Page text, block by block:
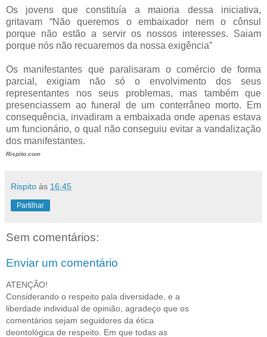
Os jovens que constituía a maioria dessa iniciativa,
gritavam “Não queremos o embaixador nem o cônsul
porque não estão a servir os nossos interesses. Saiam
porque nós não recuaremos da nossa exigência”
Os manifestantes que paralisaram o comércio de forma
parcial, exigiam não só o envolvimento dos seus
representantes nos seus problemas, mas também que
presenciassem ao funeral de um conterrâneo morto. Em
consequência, invadiram a embaixada onde apenas estava
um funcionário, o qual não conseguiu evitar a vandalização
dos manifestantes.
Rispito.com
Rispito às 16:45
Partilhar
Sem comentários:
Enviar um comentário
ATENÇÃO!
Considerando o respeito pala diversidade, e a
liberdade individual de opinião, agradeço que os
comentários sejam seguidores da ética
deontológica de respeito. Em que todas as